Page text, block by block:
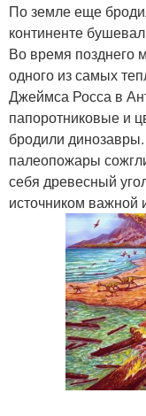
По земле еще
континенте
Во время позднего
одного из самых
Джеймса Росса в
папоротниковые и
бродили
палеопожары
себя древесный
источником